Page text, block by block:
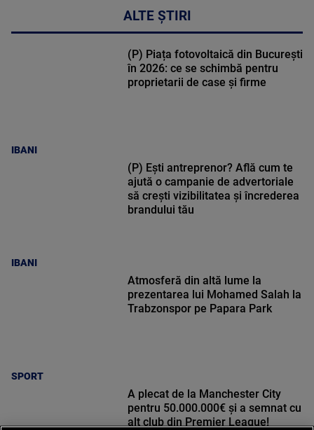
ALTE ȘTIRI
IBANI
(P) Piața fotovoltaică din București
în 2026: ce se schimbă pentru
proprietarii de case și firme
IBANI
(P) Ești antreprenor? Află cum te
ajută o campanie de advertoriale
să crești vizibilitatea și încrederea
brandului tău
SPORT
Atmosferă din altă lume la
prezentarea lui Mohamed Salah la
Trabzonspor pe Papara Park
A plecat de la Manchester City
pentru 50.000.000€ și a semnat cu
alt club din Premier League!